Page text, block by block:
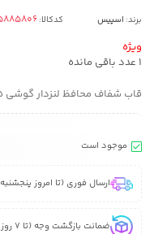
برند: اسپیس کدکالا:
ویژه
1 عدد باقی مانده
قاب شفاف محافظ لنزدار گوشی Samsung Galaxy A55 مدل دکمه فلزی برلیا
موجود است
ارسال فوری (تا امروز پنجشنبه
ضمانت بازگشت وجه (تا 7 روز پس از تحویل)